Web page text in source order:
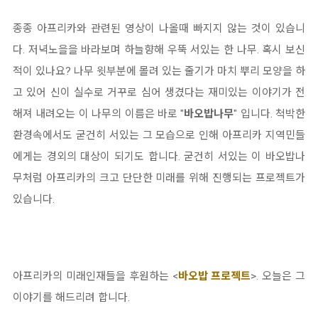
종종 아프리카와 관련된 영상이 나올때 빠지지 않는 것이 있습니
다. 저녁노을을 바라보며 하늘향해 우뚝 서있는 한 나무. 혹시 보신
적이 있나요? 나무 윗부분에 몰려 있는 줄기가 마치 뿌리 모양을 하
고 있어 신이 실수로 거꾸로 심어 생겼다는 재미있는 이야기가 전
해져 내려오는 이 나무의 이름은 바로 "바오밥나무" 입니다. 척박한
환경속에서도 굳건히 서있는 그 모습으로 인해 아프리카 지역민들
에게는 경외의 대상이 되기도 합니다. 굳건히 서있는 이 바오밥나
무처럼 아프리카의 크고 단단한 미래를 위해 진행되는 프로젝트가
있습니다.
아프리카의 미래인재들을 후원하는 <바오밥 프로젝트>. 오늘은 그
이야기를 해드리려 합니다.